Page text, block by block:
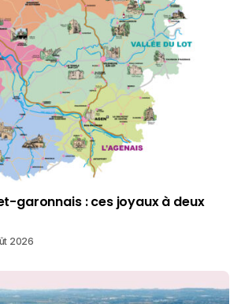
garonnais : ces joyaux à deux
2026